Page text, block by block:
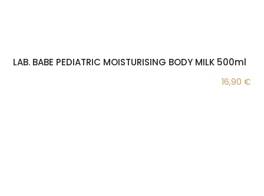
LAB. BABE PEDIATRIC MOISTURISING BODY MILK 500ml
16,90 €